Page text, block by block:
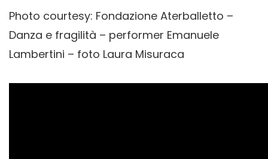
Photo courtesy: Fondazione Aterballetto –
Danza e fragilità – performer Emanuele
Lambertini – foto Laura Misuraca